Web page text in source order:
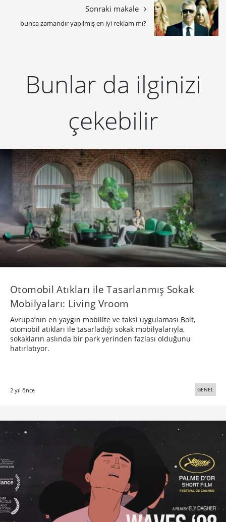
Sonraki makale
bunca zamandır yapılmış en iyi reklam mı?
Bunlar da ilginizi
çekebilir
Otomobil Atıkları ile Tasarlanmış Sokak
Mobilyaları: Living Vroom
Avrupa’nın en yaygın mobilite ve taksi uygulaması Bolt,
otomobil atıkları ile tasarladığı sokak mobilyalarıyla,
sokakların aslında bir park yerinden fazlası olduğunu
hatırlatıyor.
2 yıl önce GENEL